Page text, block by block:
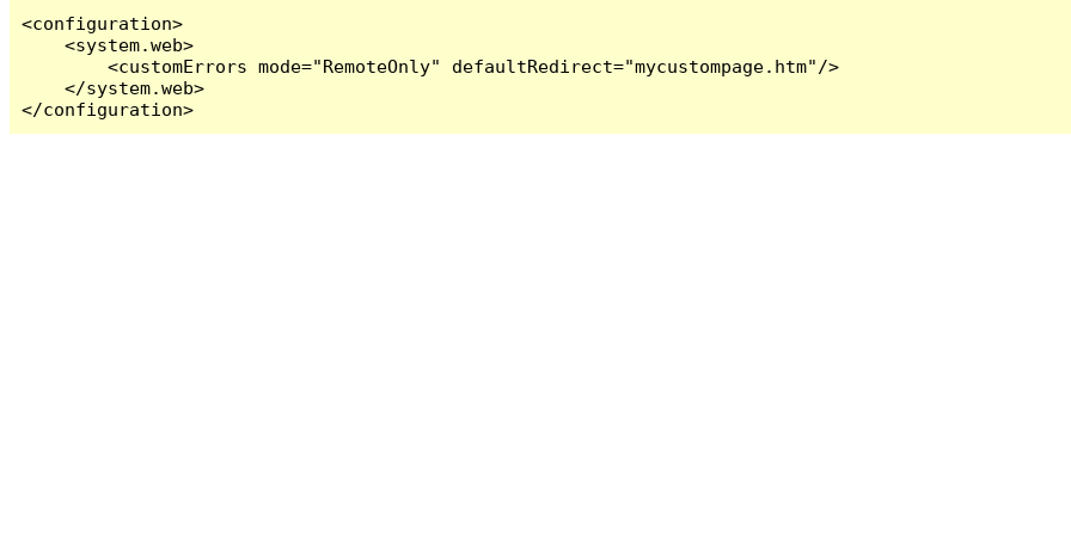
<configuration>
    <system.web>
        <customErrors mode="RemoteOnly" defaultRedirect="mycustompage.htm"/>
    </system.web>
</configuration>